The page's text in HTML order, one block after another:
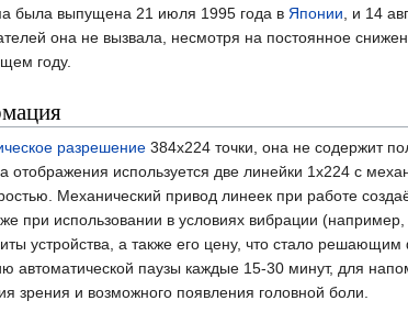
была выпущена 21 июля 1995 года в Японии , и 14
она не вызвала, несмотря на постоянное
году.
разрешение 384x224 точки, она не содержит
отображения используется две линейки 1x224 с
Механический привод линеек при работе
при использовании в условиях вибрации
устройства, а также его цену, что стало
автоматической паузы каждые 15-30 минут, для
зрения и возможного появления головной боли.